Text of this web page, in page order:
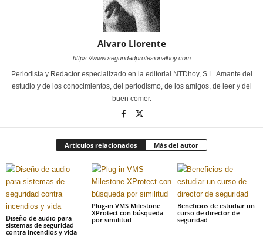
Alvaro Llorente
https://www.seguridadprofesionalhoy.com
Periodista y Redactor especializado en la editorial NTDhoy, S.L. Amante del
estudio y de los conocimientos, del periodismo, de los amigos, de leer y del
buen comer.
Artículos relacionados Más del autor
Diseño de audio para
sistemas de seguridad
contra incendios y vida
Plug-in VMS Milestone
XProtect con búsqueda
por similitud
Beneficios de estudiar un
curso de director de
seguridad